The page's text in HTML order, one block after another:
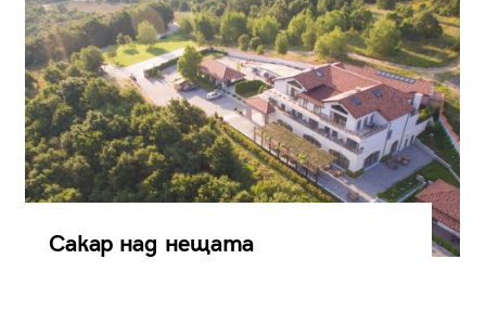
Сакар над нещата